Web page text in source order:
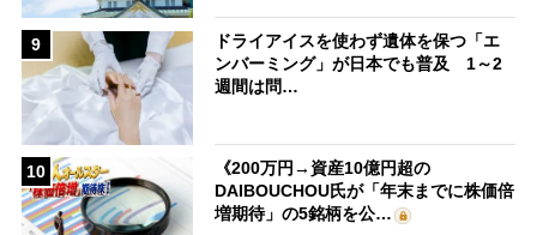
9
ドライアイスを使わず遺体を保つ「エ
ンバーミング」が日本でも普及 1～2
週間は問…
10
《200万円→資産10億円超の
DAIBOUCHOU氏が「年末までに株価倍
増期待」の5銘柄を公…